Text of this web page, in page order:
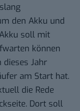
den Akku und
soll mit
können
dieses Jahr
am Start hat.
die Rede
Dort soll